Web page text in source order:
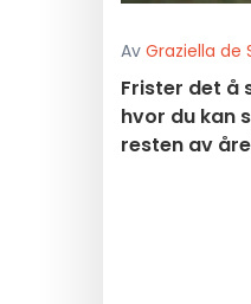
Av Graziella de
Frister det å
hvor du kan
resten av